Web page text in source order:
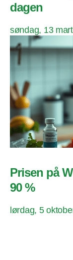
dagen
søndag, 13
Prisen på
90 %
lørdag, 5